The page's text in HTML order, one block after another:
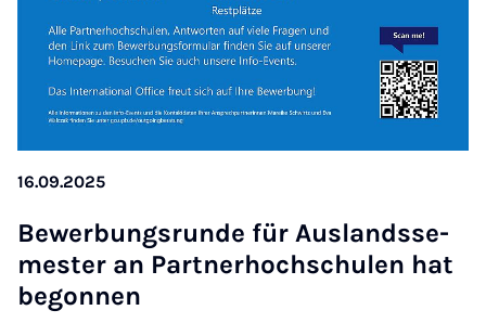
16.09.2025
Be­wer­bungs­run­de für Aus­lands­se­
mes­ter an Part­ner­hoch­schu­len hat
be­gon­nen